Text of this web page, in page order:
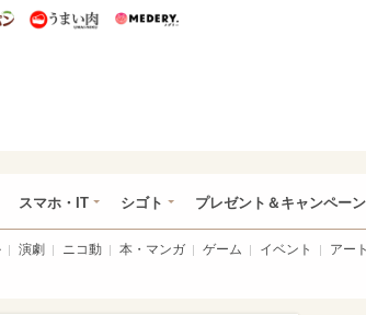
うまいパン うまい肉
スマホ・IT シゴト プレゼント＆キャンペーン
演劇 ニコ動 本・マンガ ゲーム イベント アート